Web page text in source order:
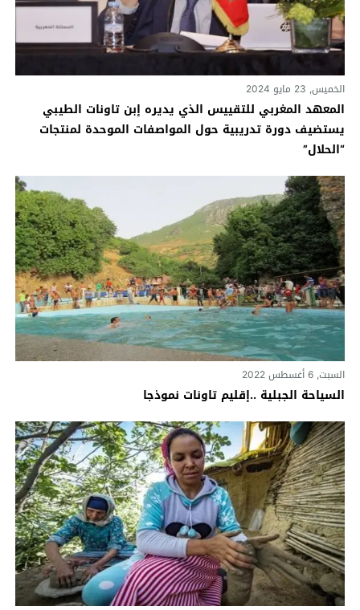
الخميس, 23 مايو 2024
المعهد المغربي للتقييس الذي يديره إبن تاونات الطيبي
يستضيف دورة تدريبية حول المواصفات الموحدة لمنتجات
“الحلال”
السبت, 6 أغسطس 2022
السياحة الجبلية ..إقليم تاونات‎‎ نموذجا